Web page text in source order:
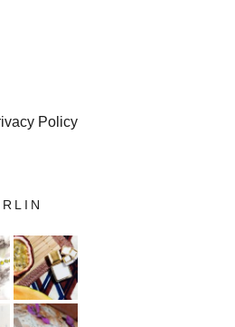
Policy